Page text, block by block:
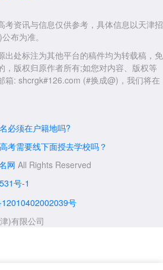
时通过中国高等教育学生信息网(学信
验证报告。学信网是教育部指定的学历查
明考生专科学历的真实性和有效性。
料
人页复印件，以证明户籍在天津。户口
件，能清晰显示考生的户籍所在地等信
房产证等)。居住证是证明考生在天津有稳
关部门了解考生在当地的居住时长和稳定
考资讯与信息仅供参考，具体信息以天津招
布为准。
出处标注为其他平台的稿件均为转载稿，免
，版权归原作者所有;如您对内容、版权等
箱: shcrgk#126.com (#换成@)，我们将在
必须在户籍地吗?
考需要线下面授去学校吗？
网 All Rights Reserved
号-1
号
)有限公司